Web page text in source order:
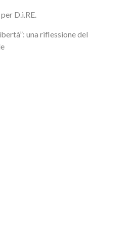
D.i.RE.
una riflessione del